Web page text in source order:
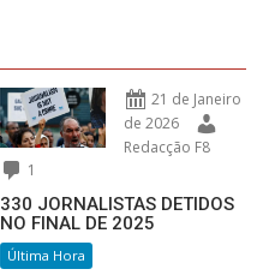
21 de Janeiro
de 2026
Redacção F8
1
330 JORNALISTAS DETIDOS
NO FINAL DE 2025
Última Hora